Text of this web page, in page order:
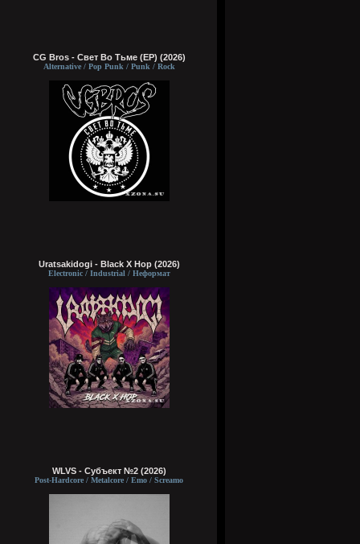
CG Bros - Свет Во Тьме (EP) (2026)
Alternative / Pop Punk / Punk / Rock
Uratsakidogi - Black X Hop (2026)
Electronic / Industrial / Неформат
WLVS - Субъект №2 (2026)
Post-Hardcore / Metalcore / Emo / Screamo